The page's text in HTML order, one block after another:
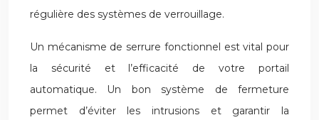
régulière des systèmes de verrouillage.
Un mécanisme de serrure fonctionnel est vital pour
la sécurité et l’efficacité de votre portail
automatique. Un bon système de fermeture
permet d’éviter les intrusions et garantir la